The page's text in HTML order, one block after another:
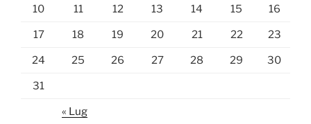
10 11 12 13 14 15 16
17 18 19 20 21 22 23
24 25 26 27 28 29 30
31
« Lug